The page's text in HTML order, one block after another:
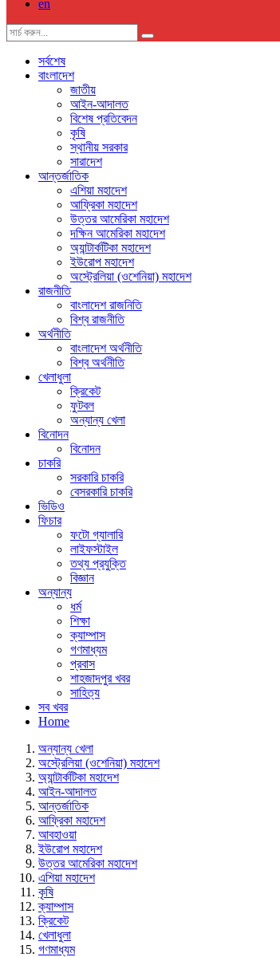
en
সর্বশেষ
বাংলাদেশ
জাতীয়
আইন-আদালত
বিশেষ প্রতিবেদন
কৃষি
স্থানীয় সরকার
সারাদেশ
আন্তর্জাতিক
এশিয়া মহাদেশ
আফ্রিকা মহাদেশ
উত্তর আমেরিকা মহাদেশ
দক্ষিন আমেরিকা মহাদেশ
অ্যান্টার্কটিকা মহাদেশ
ইউরোপ মহাদেশ
অস্ট্রেলিয়া (ওশেনিয়া) মহাদেশ
রাজনীতি
বাংলাদেশ রাজনিতি
বিশ্ব রাজনীতি
অর্থনীতি
বাংলাদেশ অর্থনীতি
বিশ্ব অর্থনীতি
খেলাধুলা
ক্রিকেট
ফুটবল
অন্যান্য খেলা
বিনোদন
বিনোদন
চাকরি
সরকারি চাকরি
বেসরকারি চাকরি
ভিডিও
ফিচার
ফটো গ্যালারি
লাইফস্টাইল
তথ্য প্রযুক্তি
বিজ্ঞান
অন্যান্য
ধর্ম
শিক্ষা
ক্যাম্পাস
গণমাধ্যম
প্রবাস
শাহজাদপুর খবর
সাহিত্য
সব খবর
Home
অন্যান্য খেলা
অস্ট্রেলিয়া (ওশেনিয়া) মহাদেশ
অ্যান্টার্কটিকা মহাদেশ
আইন-আদালত
আন্তর্জাতিক
আফ্রিকা মহাদেশ
আবহাওয়া
ইউরোপ মহাদেশ
উত্তর আমেরিকা মহাদেশ
এশিয়া মহাদেশ
কৃষি
ক্যাম্পাস
ক্রিকেট
খেলাধুলা
গণমাধ্যম